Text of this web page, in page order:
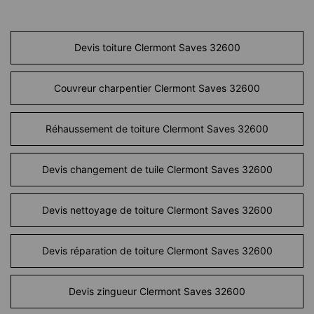
Devis toiture Clermont Saves 32600
Couvreur charpentier Clermont Saves 32600
Réhaussement de toiture Clermont Saves 32600
Devis changement de tuile Clermont Saves 32600
Devis nettoyage de toiture Clermont Saves 32600
Devis réparation de toiture Clermont Saves 32600
Devis zingueur Clermont Saves 32600